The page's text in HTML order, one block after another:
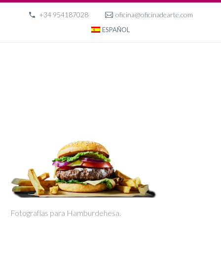
+34 954187028 oficina@oficinadearte.com
ESPAÑOL
Fotografías para Hamburdehesa.